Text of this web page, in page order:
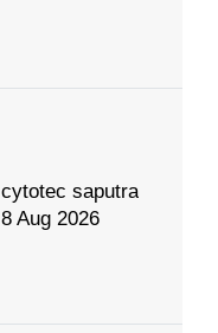
cytotec saputra
8 Aug 2026